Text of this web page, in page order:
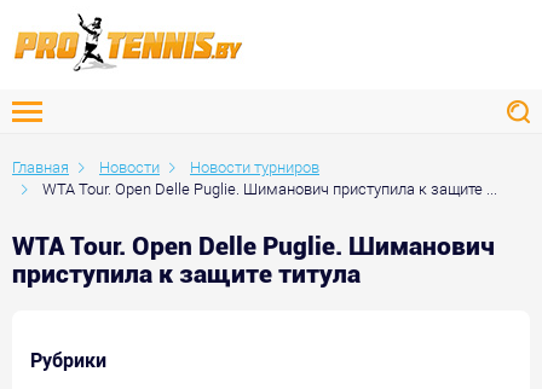
Главная Новости
Новости турниров
WTA Tour. Open Delle Puglie. Шиманович приступила к защите ...
WTA Tour. Open Delle Puglie. Шиманович
приступила к защите титула
Рубрики